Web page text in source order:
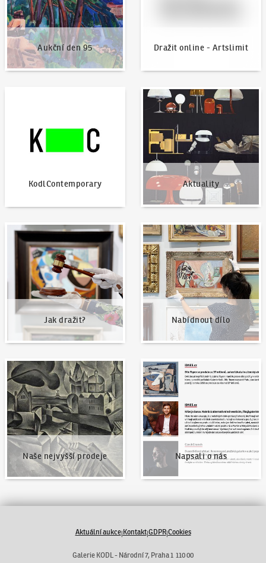
Aukční den 95 Dražit online - Artslimit
KodlContemporary Aktuality
Aktuality
Jak dražit?
Jak dražit?
Nabídnout dílo
Nabídnout dílo
Naše nejvyšší prodeje
Naše nejvyšší prodeje
Napsali o nás
Napsali o nás
Aktuální aukce|Kontakt|GDPR|Cookies
Galerie KODL - Národní 7, Praha 1 110 00